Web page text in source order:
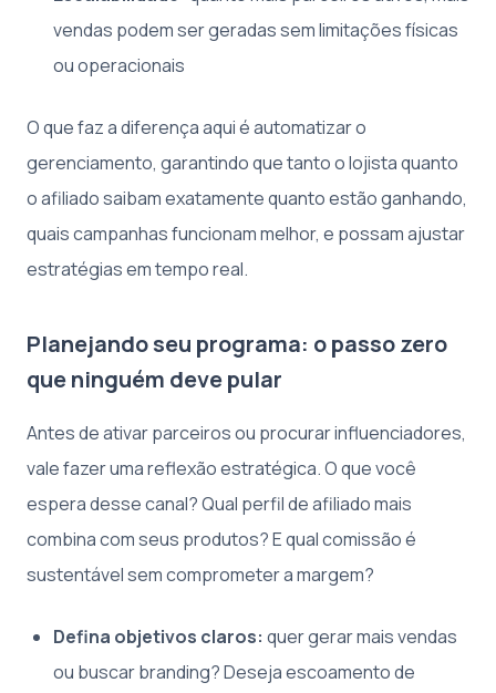
vendas podem ser geradas sem limitações físicas
ou operacionais
O que faz a diferença aqui é automatizar o
gerenciamento, garantindo que tanto o lojista quanto
o afiliado saibam exatamente quanto estão ganhando,
quais campanhas funcionam melhor, e possam ajustar
estratégias em tempo real.
Planejando seu programa: o passo zero
que ninguém deve pular
Antes de ativar parceiros ou procurar influenciadores,
vale fazer uma reflexão estratégica. O que você
espera desse canal? Qual perfil de afiliado mais
combina com seus produtos? E qual comissão é
sustentável sem comprometer a margem?
Defina objetivos claros: quer gerar mais vendas
ou buscar branding? Deseja escoamento de